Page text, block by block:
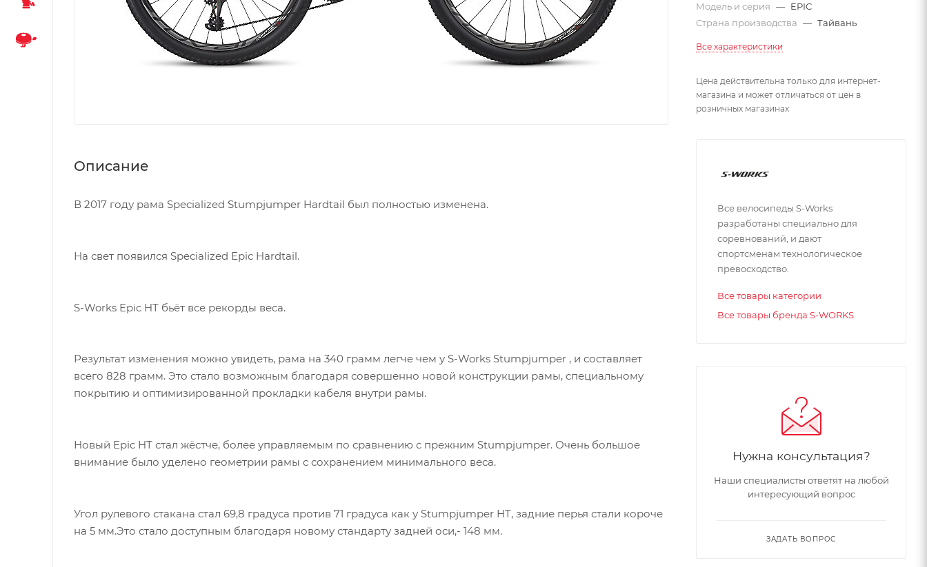
Описание
В 2017 году рама Specialized Stumpjumper Hardtail был полностью изменена.
На свет появился Specialized Epic Hardtail.
S-Works Epic HT бьёт все рекорды веса.
Результат изменения можно увидеть, рама на 340 грамм легче чем у S-Works Stumpjumper , и составляет
всего 828 грамм. Это стало возможным благодаря совершенно новой конструкции рамы, специальному
покрытию и оптимизированной прокладки кабеля внутри рамы.
Новый Epic HT стал жёстче, более управляемым по сравнению с прежним Stumpjumper. Очень большое
внимание было уделено геометрии рамы с сохранением минимального веса.
Угол рулевого стакана стал 69,8 градуса против 71 градуса как у Stumpjumper HT, задние перья стали короче
на 5 мм.Это стало доступным благодаря новому стандарту задней оси,- 148 мм.
Модель и серия — EPIC
Страна производства — Тайвань
Все характеристики
Цена действительна только для интернет-
магазина и может отличаться от цен в
розничных магазинах
Все велосипеды S-Works
разработаны специально для
соревнований, и дают
спортсменам технологическое
превосходство.
Все товары категории
Все товары бренда S-WORKS
Нужна консультация?
Наши специалисты ответят на любой
интересующий вопрос
ЗАДАТЬ ВОПРОС